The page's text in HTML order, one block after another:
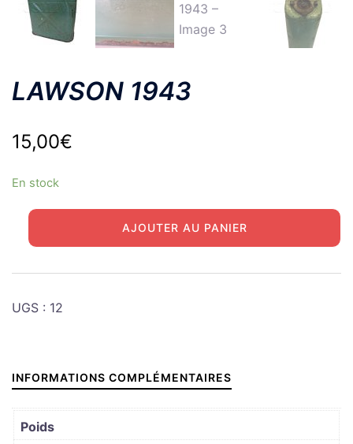
LAWSON 1943
15,00€
En stock
quantité
AJOUTER AU PANIER
UGS : 12
INFORMATIONS COMPLÉMENTAIRES
Poids